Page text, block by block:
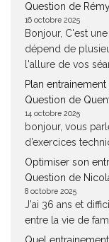
Question de
16 octobre 2025
Bonjour, C'est
dépend de
l'allure de vos
Plan
Question de
14 octobre 2025
bonjour, vous
d’exercices
Optimiser son
Question de
8 octobre 2025
J'ai 36 ans et
entre la vie de